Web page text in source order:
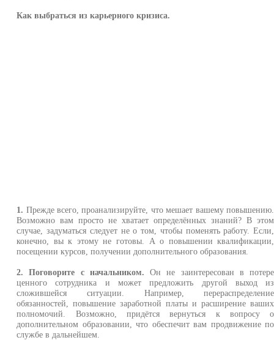
Как выбраться из карьерного кризиса.
1. Прежде всего, проанализируйте, что мешает вашему повышению.
Возможно вам просто не хватает определённых знаний? В этом
случае, задуматься следует не о том, чтобы поменять работу. Если,
конечно, вы к этому не готовы. А о повышении квалификации,
посещении курсов, получении дополнительного образования.
2. Поговорите с начальником. Он не заинтересован в потере
ценного сотрудника и может предложить другой выход из
сложившейся ситуации. Например, перераспределение
обязанностей, повышение заработной платы и расширение ваших
полномочий. Возможно, придётся вернуться к вопросу о
дополнительном образовании, что обеспечит вам продвижение по
службе в дальнейшем.